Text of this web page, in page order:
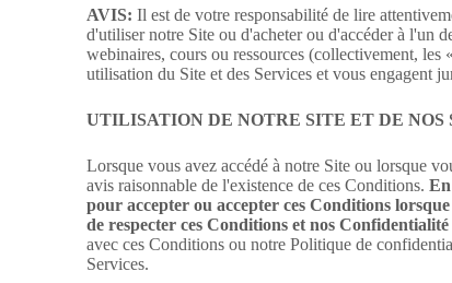
AVIS: Il est de votre responsabilité de lire
d'utiliser notre Site ou d'acheter ou d'accéder à l'un
webinaires, cours ou ressources (collectivement,
utilisation du Site et des Services et vous engagent
UTILISATION DE NOTRE SITE ET DE NOS
Lorsque vous avez accédé à notre Site ou lorsque
avis raisonnable de l'existence de ces Conditions.
pour accepter ou accepter ces Conditions
de respecter ces Conditions et nosConfidentialité
avec ces Conditions ou notre Politique de
Services.